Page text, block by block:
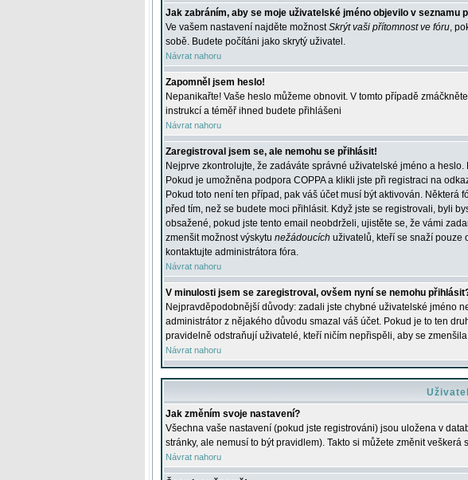
Jak zabráním, aby se moje uživatelské jméno objevilo v seznamu
Ve vašem nastavení najděte možnostSkrýt vaši přítomnost ve fóru,
sobě. Budete počítáni jako skrytý uživatel.
Návrat nahoru
Zapomněl jsem heslo!
Nepanikařte! Vaše heslo můžeme obnovit. V tomto případě
instrukcí a téměř ihned budete přihlášeni
Návrat nahoru
Zaregistroval jsem se, ale nemohu se přihlásit!
Nejprve zkontrolujte, že zadáváte správné uživatelské jméno a
Pokud je umožněna podpora COPPA a klikli jste při registraci na
Pokud toto není ten případ, pak váš účet musí být aktivován.
před tím, než se budete moci přihlásit. Když jste se registrovali, byli
obsažené, pokud jste tento email neobdrželi, ujistěte se, že vámi
zmenšit možnost výskytu nežádoucích uživatelů, kteří se snaží pouze
kontaktujte administrátora fóra.
Návrat nahoru
V minulosti jsem se zaregistroval, ovšem nyní se nemohu
Nejpravděpodobnější důvody: zadali jste chybné uživatelské jméno
administrátor z nějakého důvodu smazal váš účet. Pokud je to ten
pravidelně odstraňují uživatelé, kteří ničím nepřispěli, aby se
Návrat nahoru
Jak změním svoje nastavení?
Všechna vaše nastavení (pokud jste registrováni) jsou uložena v
stránky, ale nemusí to být pravidlem). Takto si můžete změnit veškerá
Návrat nahoru